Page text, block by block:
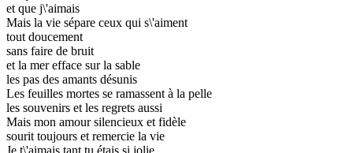
et que j\'aimais
Mais la vie sépare ceux qui s\'aiment
tout doucement
sans faire de bruit
et la mer efface sur la sable
les pas des amants désunis
Les feuilles mortes se ramassent à la pelle
les souvenirs et les regrets aussi
Mais mon amour silencieux et fidèle
sourit toujours et remercie la vie